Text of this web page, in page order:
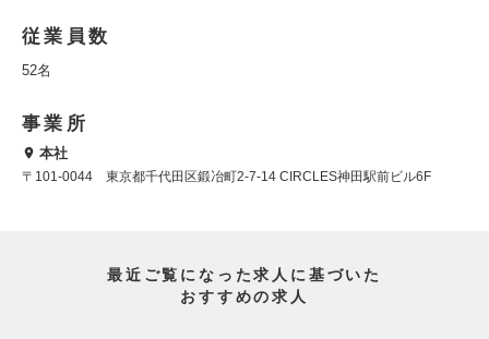
従業員数
52名
事業所
本社
〒101-0044 東京都千代田区鍛冶町2-7-14 CIRCLES神田駅前ビル6F
最近ご覧になった求人に基づいた
おすすめの求人